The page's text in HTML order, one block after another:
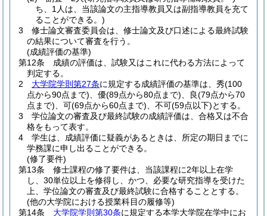
ち、1人は、当該論文の主指導教員又は副指導教員を充て
ることができる。)
3
修士論文審査委員会は、修士論文及び口述による最終試験
の結果について審査を行う。
(成績評価の基準)
第12条
成績の評価は、試験又はこれに代わる方法によって
判定する。
2
大学院学則第27条に規定する成績評価の基準は、秀(100
点から90点まで) 、優(89点から80点まで) 、良(79点から70
点まで) 、可(69点から60点まで) 、不可(59点以下)とする。
3
学位論文の審査及び最終試験の成績評価は、合格又は不合
格をもって表す。
4
学生は、成績評価に疑義があるときは、所定の期日までに
学務課に申し出ることができる。
(修了要件)
第13条
修士課程の修了要件は、当該課程に2年以上在学
し、30単位以上を修得し、かつ、必要な研究指導を受けた
上、学位論文の審査及び最終試験に合格することとする。
(他の大学院における授業科目の履修等)
第14条
大学院学則第30条に規定する本学大学院在学中にお